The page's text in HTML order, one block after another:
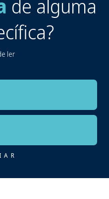
de alguma
ler